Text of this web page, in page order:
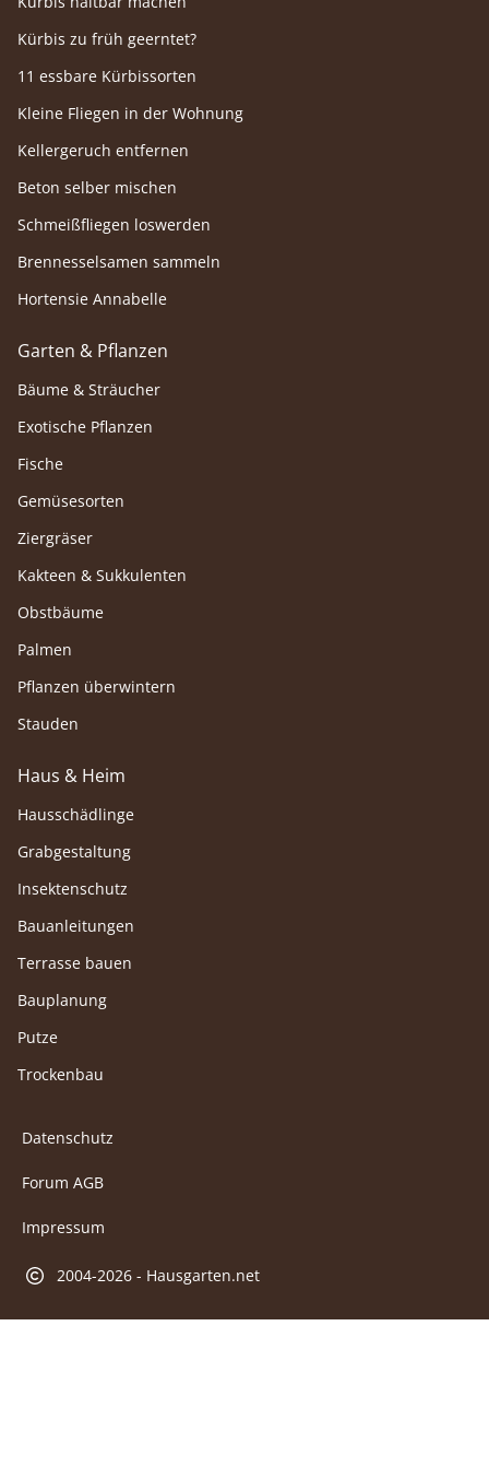
Kürbis zu früh geerntet?
11 essbare Kürbissorten
Kleine Fliegen in der Wohnung
Kellergeruch entfernen
Beton selber mischen
Schmeißfliegen loswerden
Brennesselsamen sammeln
Hortensie Annabelle
Garten & Pflanzen
Bäume & Sträucher
Exotische Pflanzen
Fische
Gemüsesorten
Ziergräser
Kakteen & Sukkulenten
Obstbäume
Palmen
Pflanzen überwintern
Stauden
Haus & Heim
Hausschädlinge
Grabgestaltung
Insektenschutz
Bauanleitungen
Terrasse bauen
Bauplanung
Putze
Trockenbau
Datenschutz
Forum AGB
Impressum
2004-2026 - Hausgarten.net